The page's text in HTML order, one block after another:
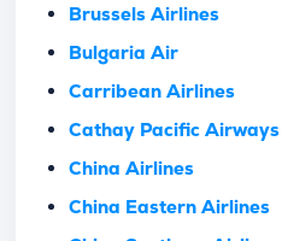
Brussels Airlines
Bulgaria Air
Carribean Airlines
Cathay Pacific Airways
China Airlines
China Eastern Airlines